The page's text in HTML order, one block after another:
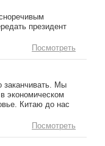
президент
Посмотреть
заканчивать. Мы
экономическом
Китаю до нас
Посмотреть